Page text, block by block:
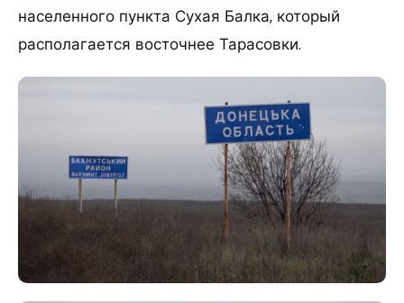
населенного пункта Сухая Балка, который
располагается восточнее Тарасовки.